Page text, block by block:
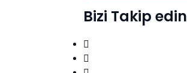
Bizi Takip edin